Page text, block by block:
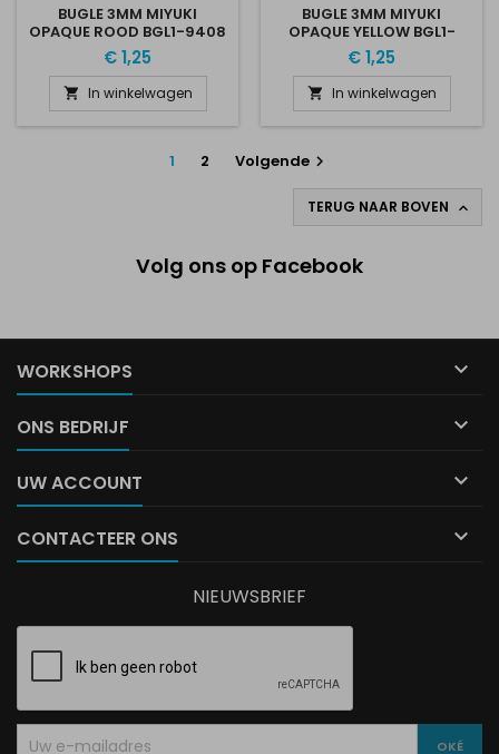
BUGLE 3MM MIYUKI
OPAQUE ROOD BGL1-9408
€ 1,25
 In winkelwagen
BUGLE 3MM MIYUKI
OPAQUE YELLOW BGL1-
9404
€ 1,25
 In winkelwagen
1 2 Volgende 
TERUG NAAR BOVEN 
Volg ons op Facebook
WORKSHOPS 
ONS BEDRIJF 
UW ACCOUNT 
CONTACTEER ONS 
NIEUWSBRIEF